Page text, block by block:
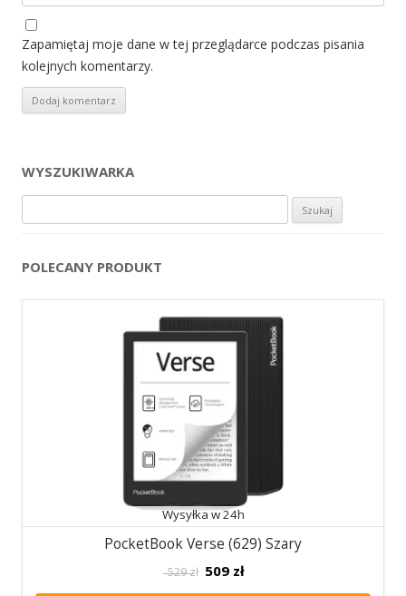
Zapamiętaj moje dane w tej przeglądarce podczas pisania
kolejnych komentarzy.
WYSZUKIWARKA
POLECANY PRODUKT
Wysyłka w 24h
PocketBook Verse (629) Szary
529 zł 509 zł